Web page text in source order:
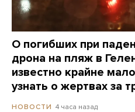
О погибших при
дрона на пляж в
известно крайне
узнать о жертвах за
НОВОСТИ 4 часа назад